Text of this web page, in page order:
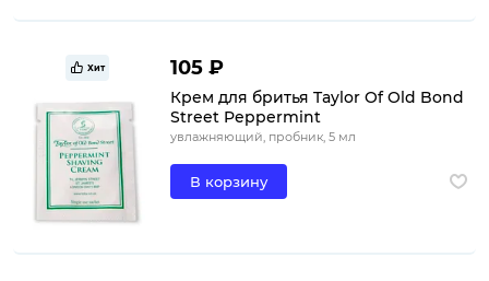
Хит 105 ₽
Крем для бритья Taylor Of Old Bond
Street Peppermint
увлажняющий, пробник, 5 мл
В корзину